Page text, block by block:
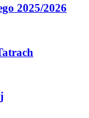
2025/2026